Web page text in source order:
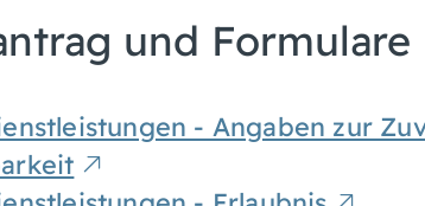
und Formulare
- Angaben zur